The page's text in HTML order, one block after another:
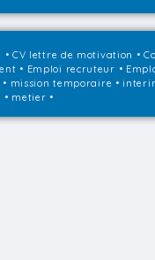
• CV lettre de motivation •
• Emploi recruteur •
mission temporaire •
metier •